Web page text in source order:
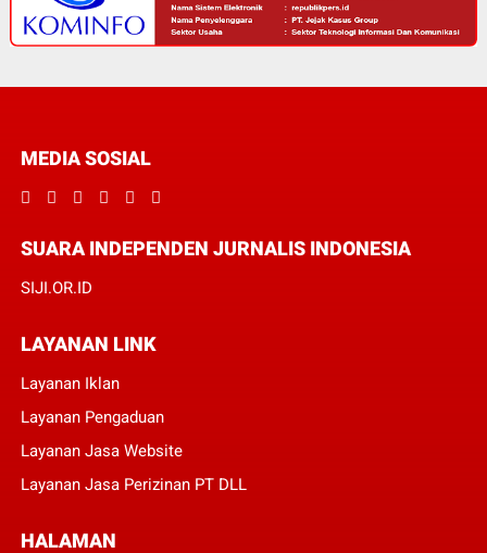
MEDIA SOSIAL
SUARA INDEPENDEN JURNALIS INDONESIA
SIJI.OR.ID
LAYANAN LINK
Layanan Iklan
Layanan Pengaduan
Layanan Jasa Website
Layanan Jasa Perizinan PT DLL
HALAMAN